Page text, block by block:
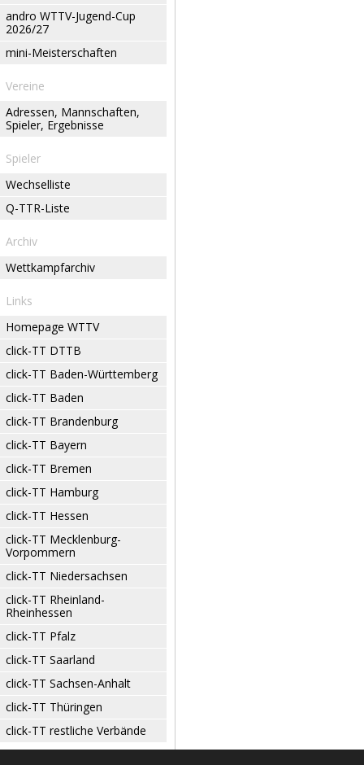
andro WTTV-Jugend-Cup
2026/27
mini-Meisterschaften
Vereine
Adressen, Mannschaften,
Spieler, Ergebnisse
Spieler
Wechselliste
Q-TTR-Liste
Archiv
Wettkampfarchiv
Links
Homepage WTTV
click-TT DTTB
click-TT Baden-Württemberg
click-TT Baden
click-TT Brandenburg
click-TT Bayern
click-TT Bremen
click-TT Hamburg
click-TT Hessen
click-TT Mecklenburg-
Vorpommern
click-TT Niedersachsen
click-TT Rheinland-
Rheinhessen
click-TT Pfalz
click-TT Saarland
click-TT Sachsen-Anhalt
click-TT Thüringen
click-TT restliche Verbände